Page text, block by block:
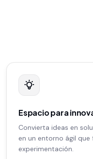
Espacio para
Convierta ideas en
en un entorno ágil que
experimentación.